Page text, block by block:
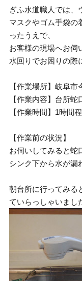
ぎふ水道職人では、
マスクやゴム手袋の
ったうえで、
お客様の現場へお伺
水回りでお困りの際
【作業場所】岐阜市
【作業内容】台所
【作業時間】1時間
【作業前の状況】
お伺いしてみると蛇
シンク下から水が漏
朝台所に行ってみる
ていらっしゃいまし